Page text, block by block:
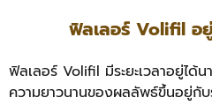
ฟิลเลอร์ Volifil อยู่
ฟิลเลอร์ Volifil มีระยะเวลาอยู่ได้
ความยาวนานของผลลัพธ์ขึ้นอยู่กั